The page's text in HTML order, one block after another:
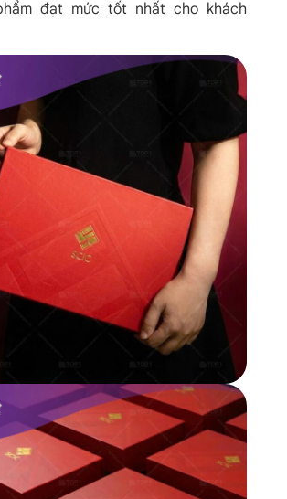
đạt mức tốt nhất cho khách